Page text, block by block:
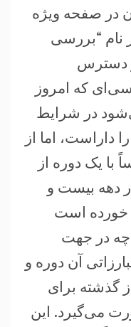
در صفحه ویژه
“بررسی
دسترس
که امروز
در شرایط
داراست، اما از
با یک دوره از
دهه بیست و
خورده است
چه در جهت
آن دوره و
گذشته برای
می‌گیرد. این